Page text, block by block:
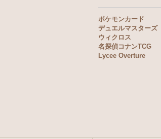
ポケモンカード
デュエルマスターズ
ウィクロス
名探偵コナンTCG
Lycee Overture